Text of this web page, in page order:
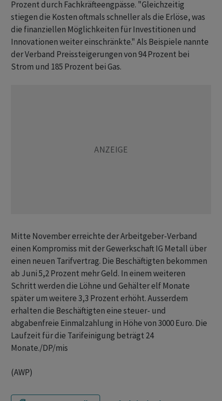
Prozent durch Fachkräfteengpässe. "Gleichzeitig
stiegen die Kosten oftmals schneller als die Erlöse, was
die finanziellen Möglichkeiten für Investitionen und
Innovationen weiter einschränkte." Als Beispiele nannte
der Verband Preissteigerungen von 94 Prozent bei
Strom und 185 Prozent bei Gas.
Mitte November erreichte der Arbeitgeber-Verband
einen Kompromiss mit der Gewerkschaft IG Metall über
einen neuen Tarifvertrag. Die Beschäftigten bekommen
ab Juni 5,2 Prozent mehr Geld. In einem weiteren
Schritt werden die Löhne und Gehälter elf Monate
später um weitere 3,3 Prozent erhöht. Ausserdem
erhalten die Beschäftigten eine steuer- und
abgabenfreie Einmalzahlung in Höhe von 3000 Euro. Die
Laufzeit für die Tarifeinigung beträgt 24
Monate./DP/mis
(AWP)